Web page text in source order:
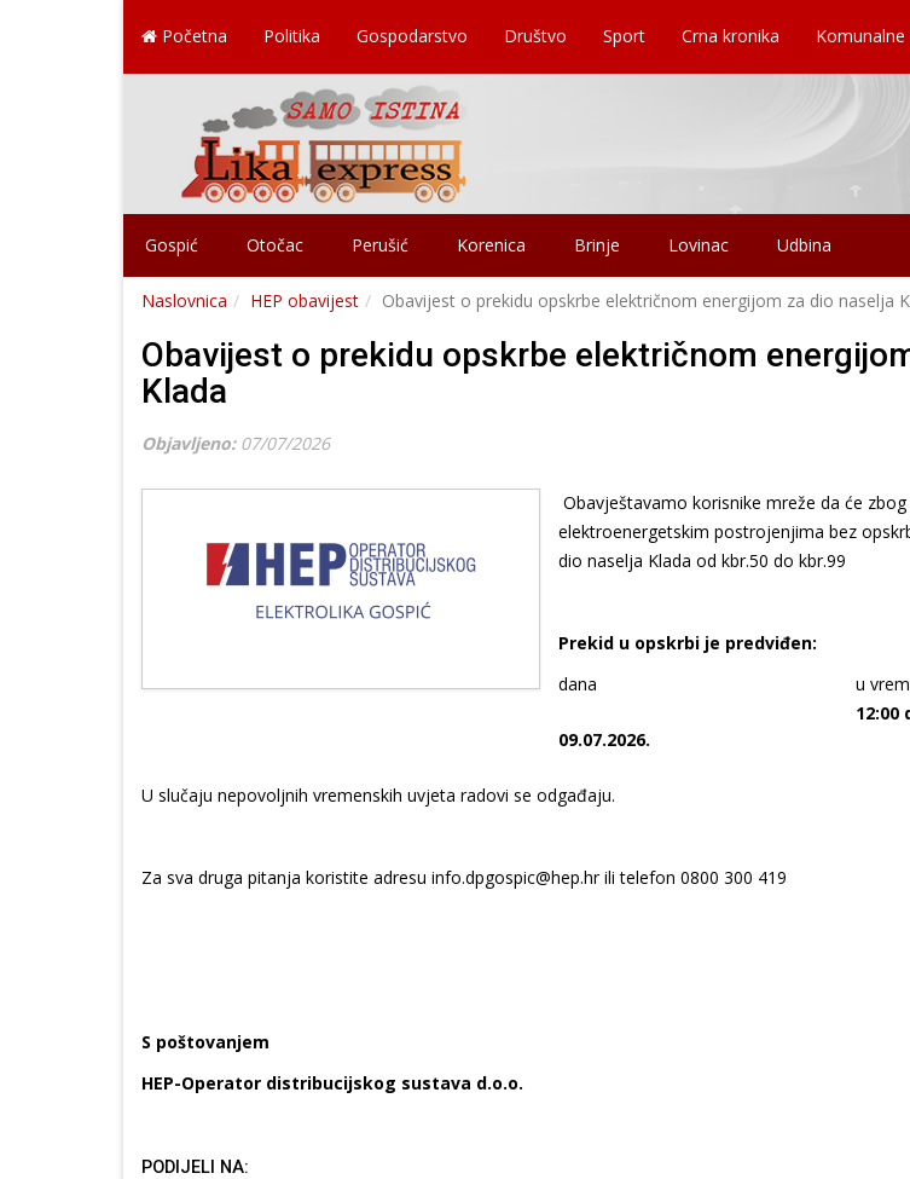
Početna Politika Gospodarstvo Društvo Sport Crna kronika
Gospić Otočac Perušić Korenica Brinje Lovinac Udbina
Naslovnica HEP obavijest Obavijest o prekidu opskrbe električnom energijom za dio naselja
Obavijest o prekidu opskrbe električnom
Klada
Objavljeno: 07/07/2026
Obavještavamo korisnike mreže da će
elektroenergetskim postrojenjima bez
dio naselja Klada od kbr.50 do kbr.99
Prekid u opskrbi je predviđen:
dana
u
09.07.2026.
12:00
U slučaju nepovoljnih vremenskih uvjeta radovi se odgađaju.
Za sva druga pitanja koristite adresu info.dpgospic@hep.hr ili telefon 0800 300 419
S poštovanjem
HEP-Operator distribucijskog sustava d.o.o.
PODIJELI NA: